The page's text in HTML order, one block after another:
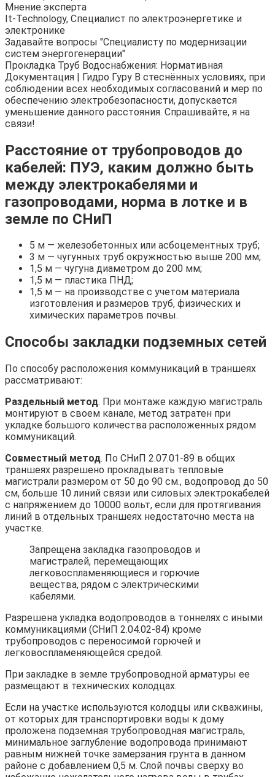
Мнение эксперта
It-Technology, Cпециалист по электроэнергетике и
электронике
Задавайте вопросы "Специалисту по модернизации
систем энергогенерации"
Прокладка Труб Водоснабжения: Нормативная
Документация | Гидро Гуру В стеснённых условиях, при
соблюдении всех необходимых согласований и мер по
обеспечению электробезопасности, допускается
уменьшение данного расстояния. Спрашивайте, я на
связи!
Расстояние от трубопроводов до
кабелей: ПУЭ, каким должно быть
между электрокабелями и
газопроводами, норма в лотке и в
земле по СНиП
5 м — железобетонных или асбоцементных труб;
3 м — чугунных труб окружностью выше 200 мм;
1,5 м — чугуна диаметром до 200 мм;
1,5 м — пластика ПНД;
1,5 м — на производстве с учетом материала
изготовления и размеров труб, физических и
химических параметров почвы.
Способы закладки подземных сетей
По способу расположения коммуникаций в траншеях
рассматривают:
Раздельный метод. При монтаже каждую магистраль
монтируют в своем канале, метод затратен при
укладке большого количества расположенных рядом
коммуникаций.
Совместный метод. По СНиП 2.07.01-89 в общих
траншеях разрешено прокладывать тепловые
магистрали размером от 50 до 90 см., водопровод до 50
см, больше 10 линий связи или силовых электрокабелей
с напряжением до 10000 вольт, если для протягивания
линий в отдельных траншеях недостаточно места на
участке.
Запрещена закладка газопроводов и
магистралей, перемещающих
легковоспламеняющиеся и горючие
вещества, рядом с электрическими
кабелями.
Разрешена укладка водопроводов в тоннелях с иными
коммуникациями (СНиП 2.04.02-84) кроме
трубопроводов с переносимой горючей и
легковоспламеняющейся средой.
При закладке в земле трубопроводной арматуры ее
размещают в технических колодцах.
Если на участке используются колодцы или скважины,
от которых для транспортировки воды к дому
проложена подземная трубопроводная магистраль,
минимальное заглубление водопровода принимают
равным нижней точке замерзания грунта в данном
районе с добавлением 0,5 м. Слой почвы сверху во